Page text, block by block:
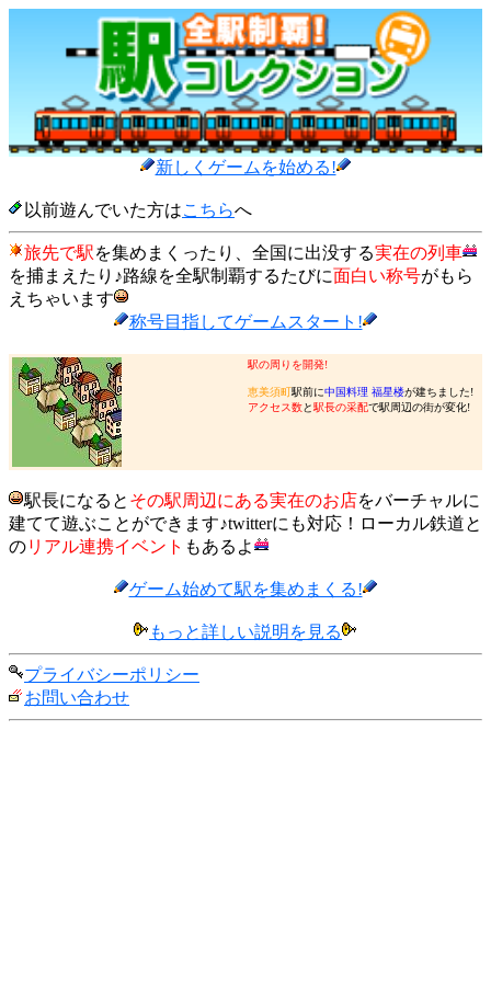
新しくゲームを始める!
以前遊んでいた方はこちらへ
旅先で駅を集めまくったり、全国に出没する実在の列車
を捕まえたり♪路線を全駅制覇するたびに面白い称号がもら
えちゃいます
称号目指してゲームスタート!
駅の周りを開発!
恵美須町駅前に中国料理 福星楼が建ちました!
アクセス数と駅長の采配で駅周辺の街が変化!
駅長になると その駅周辺にある実在のお店をバーチャルに
建てて遊ぶことができます♪twitterにも対応！ローカル鉄道と
のリアル連携イベント もあるよ
ゲーム始めて駅を集めまくる!
もっと詳しい説明を見る
プライバシーポリシー
お問い合わせ